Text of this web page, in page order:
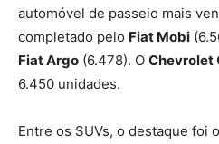
automóvel de passeio mais
completado pelo Fiat Mobi
Fiat Argo (6.478). O Chevrolet
6.450 unidades.
Entre os SUVs, o destaque foi o